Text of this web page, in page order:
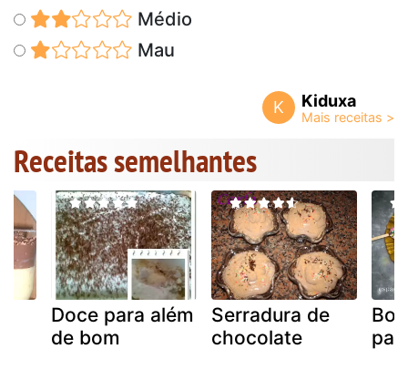
Médio
Mau
K Kiduxa
Receitas semelhantes
Doce para além
de bom
Serradura de
chocolate